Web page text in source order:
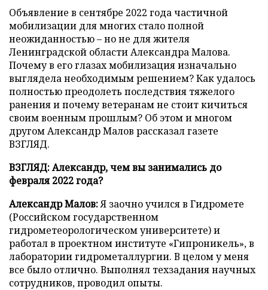
Объявление в сентябре 2022 года частичной
мобилизации для многих стало полной
неожиданностью – но не для жителя
Ленинградской области Александра Малова.
Почему в его глазах мобилизация изначально
выглядела необходимым решением? Как удалось
полностью преодолеть последствия тяжелого
ранения и почему ветеранам не стоит кичиться
своим военным прошлым? Об этом и многом
другом Александр Малов рассказал газете
ВЗГЛЯД.
ВЗГЛЯД: Александр, чем вы занимались до
февраля 2022 года?
Александр Малов:Я заочно учился в Гидромете
(Российском государственном
гидрометеорологическом университете) и
работал в проектном институте «Гипроникель», в
лаборатории гидрометаллургии. В целом у меня
все было отлично. Выполнял техзадания научных
сотрудников, проводил опыты.